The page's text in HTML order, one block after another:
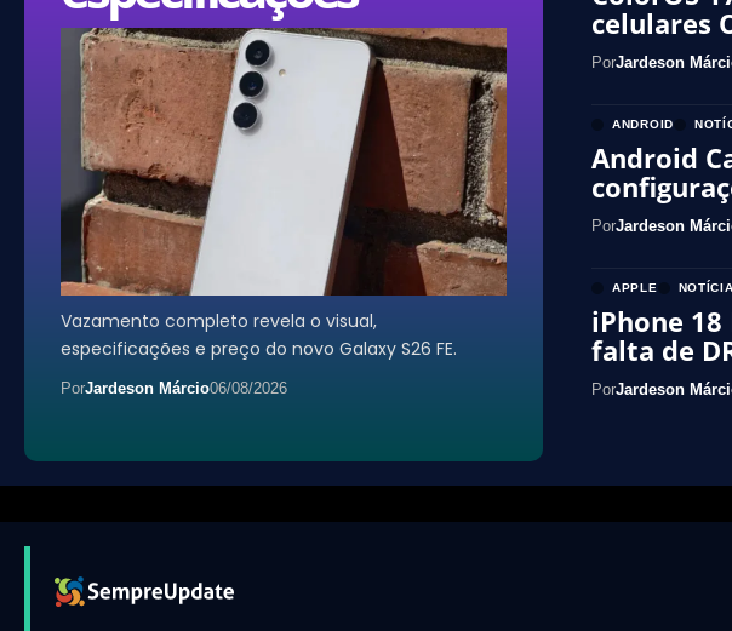
Vazamento completo revela o visual,
especificações e preço do novo Galaxy S26 FE.
PorJardeson Márcio06/08/2026
celulares
PorJardeson
ANDROID
Android
PorJardeson
APPLE
iPhone
falta de
PorJardeson